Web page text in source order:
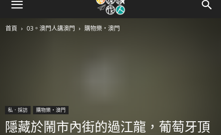
首頁 03。澳門人講澳門 購物樂‧澳門
私．採訪 購物樂‧澳門
隱藏於鬧市內街的過江龍，葡萄牙頂